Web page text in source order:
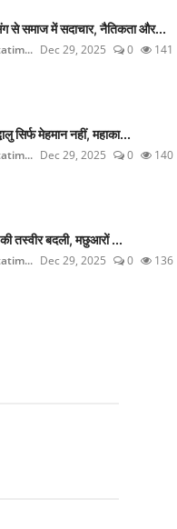
से समाज में सदाचार, नैतिकता और...
Dec 29, 2025 0 141
सिर्फ मेहमान नहीं, महाका...
Dec 29, 2025 0 140
तस्वीर बदली, मछुआरों ...
Dec 29, 2025 0 136